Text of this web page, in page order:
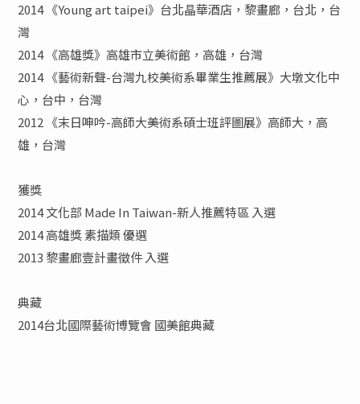
2014 《Young art taipei》台北晶華酒店，黎畫廊，台北，台
灣
2014 《高雄獎》高雄市立美術館，高雄，台灣
2014 《藝術新聲-台灣九校美術系畢業生推薦展》大墩文化中
心，台中，台灣
2012 《末日呻吟-高師大美術系碩士班評圖展》高師大，高
雄，台灣
獲獎
2014 文化部 Made In Taiwan-新人推薦特區 入選
2014 高雄獎 素描類 優選
2013 黎畫廊壹計畫徵件 入選
典藏
2014台北國際藝術博覽會 國美館典藏